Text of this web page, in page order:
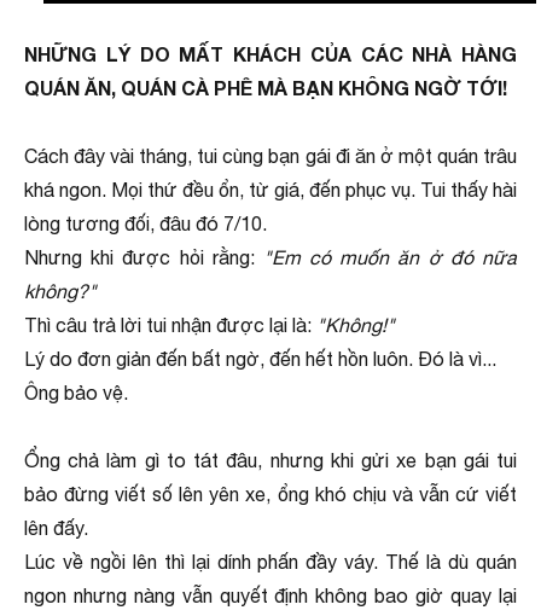
NHỮNG LÝ DO MẤT KHÁCH CỦA CÁC NHÀ HÀNG
QUÁN ĂN, QUÁN CÀ PHÊ MÀ BẠN KHÔNG NGỜ TỚI!
Cách đây vài tháng, tui cùng bạn gái đi ăn ở một quán trâu
khá ngon. Mọi thứ đều ổn, từ giá, đến phục vụ. Tui thấy hài
lòng tương đối, đâu đó 7/10.
Nhưng khi được hỏi rằng: "Em có muốn ăn ở đó nữa
không?"
Thì câu trả lời tui nhận được lại là: "Không!"
Lý do đơn giản đến bất ngờ, đến hết hồn luôn. Đó là vì...
Ông bảo vệ.
Ổng chả làm gì to tát đâu, nhưng khi gửi xe bạn gái tui
bảo đừng viết số lên yên xe, ổng khó chịu và vẫn cứ viết
lên đấy.
Lúc về ngồi lên thì lại dính phấn đầy váy. Thế là dù quán
ngon nhưng nàng vẫn quyết định không bao giờ quay lại